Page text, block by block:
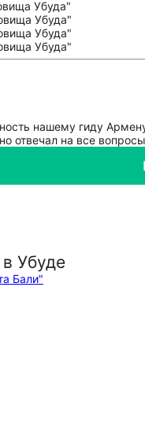
нашему гиду
отвечал на все
Убуде